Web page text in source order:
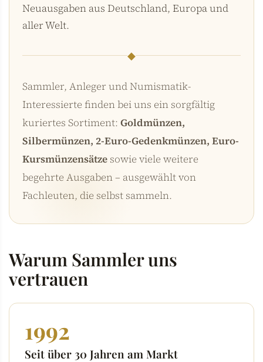
Neuausgaben aus Deutschland, Europa und
aller Welt.
◆
Sammler, Anleger und Numismatik-
Interessierte finden bei uns ein sorgfältig
kuriertes Sortiment: Goldmünzen,
Silbermünzen, 2-Euro-Gedenkmünzen, Euro-
Kursmünzensätze sowie viele weitere
begehrte Ausgaben – ausgewählt von
Fachleuten, die selbst sammeln.
Warum Sammler uns
vertrauen
1992
Seit über 30 Jahren am Markt